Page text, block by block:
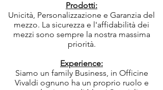
Prodotti:
Unicità, Personalizzazione e Garanzia del
mezzo. La sicurezza e l'affidabilità dei
mezzi sono sempre la nostra massima
priorità.
Experience:
Siamo un family Business, in Officine
Vivaldi ognuno ha un proprio ruolo e